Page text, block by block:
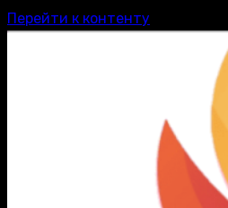
Перейти к контенту